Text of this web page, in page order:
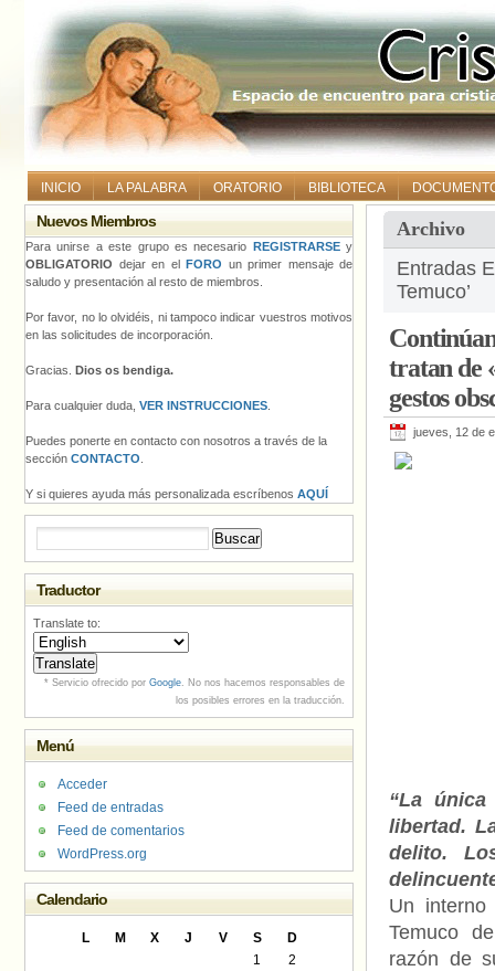
INICIO LA PALABRA ORATORIO BIBLIOTECA
Archivo
Entradas
Temuco’
tratan de
gestos
jueves, 12 de
“La
libertad.
delito.
Un
Temuco
razón de
Nuevos Miembros
Para unirse a este grupo es necesario REGISTRARSEy
OBLIGATORIO dejar en el FORO un primer mensaje de
saludo y presentación al resto de miembros.
Por favor, no lo olvidéis, ni tampoco indicar vuestros motivos
en las solicitudes de incorporación.
Gracias. Dios os bendiga.
Para cualquier duda, VER INSTRUCCIONES
Puedes ponerte en contacto con nosotros a través de la
sección CONTACTO
Y si quieres ayuda más personalizada escríbenos AQUÍ
Traductor
Translate to:
* Servicio ofrecido por Google. No nos hacemos responsables de
los posibles errores en la traducción.
Menú
Acceder
Feed de entradas
Feed de comentarios
WordPress.org
Calendario
L M X J V S
D
1
2